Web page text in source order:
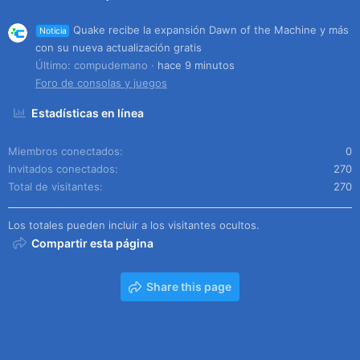
Noticia
Quake recibe la expansión Dawn of the Machine y más
con su nueva actualización gratis
Último: compudemano
hace 9 minutos
Foro de consolas y juegos
Estadísticas en línea
Miembros conectados
0
Invitados conectados
270
Total de visitantes
270
Los totales pueden incluir a los visitantes ocultos.
Compartir esta página
Share this page